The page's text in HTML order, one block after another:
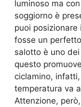
luminoso ma
soggiorno è
puoi posizionare
fosse un
salotto è uno
questo
ciclamino,
temperatura va
Attenzione,